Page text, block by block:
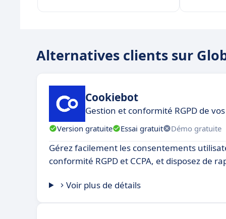
Alternatives clients sur
Cookiebot
Gestion et conformité RGPD de
Version gratuite Essai gratuit Démo gratuite
Gérez facilement les consentements
conformité RGPD et CCPA, et disposez de
Voir plus de détails